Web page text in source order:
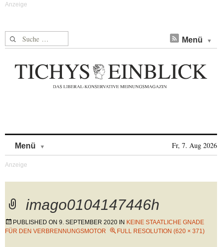
Suche nach: Menü
Menü Fr, 7. Aug 2026
imago0104147446h
PUBLISHED ON 9. SEPTEMBER 2020 IN KEINE STAATLICHE GNADE
FÜR DEN VERBRENNUNGSMOTOR
FULL RESOLUTION (620 × 371)